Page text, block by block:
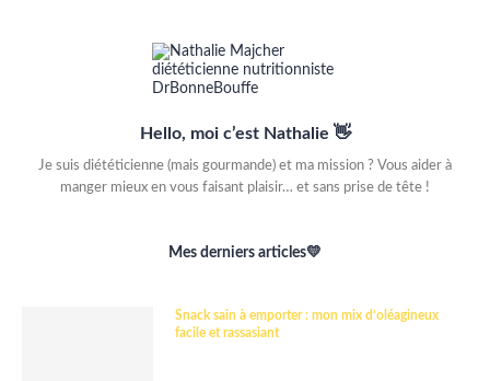
Hello, moi c’est Nathalie 👋
Je suis diététicienne (mais gourmande) et ma mission ? Vous aider à
manger mieux en vous faisant plaisir… et sans prise de tête !
Mes derniers articles💛
Snack sain à emporter : mon mix d’oléagineux
facile et rassasiant